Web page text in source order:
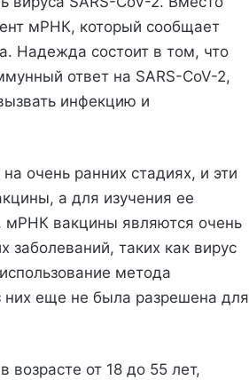
мРНК, который сообщает
Надежда состоит в том, что
ответ на SARS-CoV-2,
инфекцию и
очень ранних стадиях, и эти
а для изучения ее
мРНК вакцины являются очень
заболеваний, таких как вирус
метода
них еще не была разрешена для
возрасте от 18 до 55 лет,